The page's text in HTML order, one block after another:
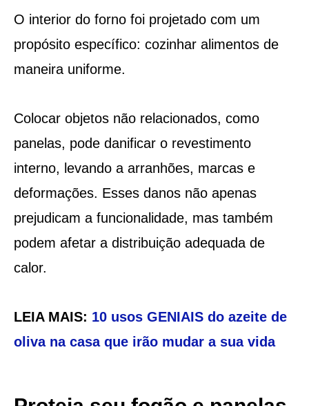
O interior do forno foi projetado com um
propósito específico: cozinhar alimentos de
maneira uniforme.
Colocar objetos não relacionados, como
panelas, pode danificar o revestimento
interno, levando a arranhões, marcas e
deformações. Esses danos não apenas
prejudicam a funcionalidade, mas também
podem afetar a distribuição adequada de
calor.
LEIA MAIS: 10 usos GENIAIS do azeite de
oliva na casa que irão mudar a sua vida